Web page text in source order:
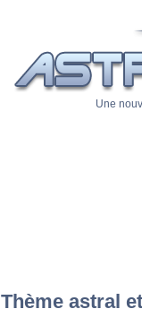
Une
Thème astral